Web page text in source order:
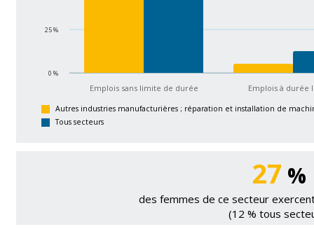
Emplois sans limite de durée Emplois à durée
0 %
25 %
Autres industries manufacturières ; réparation et installation de
Tous secteurs
27 %
des femmes de ce secteur
(12 % tous